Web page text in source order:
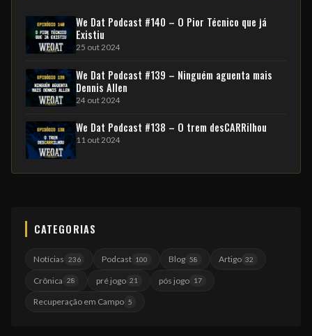
We Dat Podcast #140 – O Pior Técnico que já
Existiu
25 out 2024
We Dat Podcast #139 – Ninguém aguenta mais
Dennis Allen
24 out 2024
We Dat Podcast #138 – O trem desCARRilhou
11 out 2024
CATEGORIAS
Notícias 236 Podcast 100 Blog 58 Artigo 32
Crônica 28 pré jogo 21 pós jogo 17
Recuperação em Campo 5